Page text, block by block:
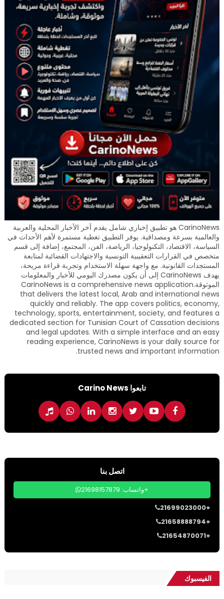
CarinoNews هو تطبيق إخباري شامل يقدم آخر الأخبار المحلية والعربية
والعالمية بسرعة ومصداقية. يوفر التطبيق تغطية مستمرة لأهم الأحداث في
السياسة، الاقتصاد، التكنولوجيا، الرياضة، الفن، المجتمع، إضافة إلى قسم
متخصص في القرارات التعقيبية التونسية والاجتهادات القضائية لمتابعة
المستجدات القانونية. مع واجهة سهلة الاستخدام وتجربة قراءة مريحة،
يهدف CarinoNews إلى أن يكون مصدرك اليومي للأخبار والمعلومات
الموثوقة.CarinoNews is a comprehensive news application
that delivers the latest local, Arab and international news
quickly and reliably. The app covers politics, economy,
technology, sports, entertainment, society, and features a
dedicated section for Tunisian Court of Cassation decisions
and legal updates. With a simple interface and an easy
reading experience, CarinoNews is your daily source for
trusted news and important information.
تابعوا Carino News
اتصل بنا
واتساب: 21698157879+
21699023000+
21658888794+
21654870071+
الفيسبوك